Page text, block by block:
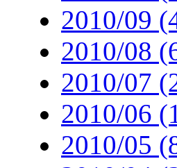
2010/09
2010/08
2010/07
2010/06
2010/05